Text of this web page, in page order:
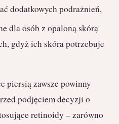
dodatkowych podrażnień,
dla osób z opaloną skórą
gdyż ich skóra potrzebuje
piersią zawsze powinny
podjęciem decyzji o
retinoidy – zarówno